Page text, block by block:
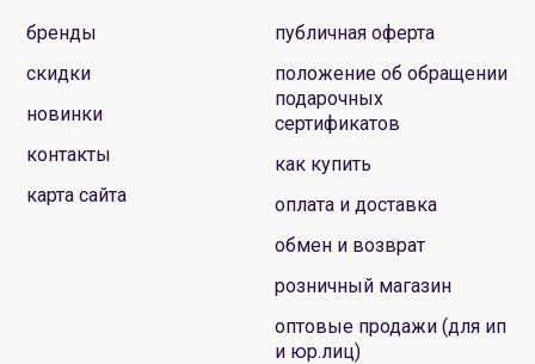
бренды
скидки
новинки
контакты
карта сайта
публичная оферта
положение об обращении
подарочных
сертификатов
как купить
оплата и доставка
обмен и возврат
розничный магазин
оптовые продажи (для ип
и юр.лиц)